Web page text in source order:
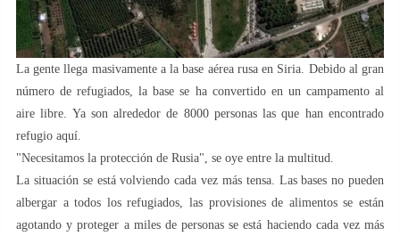
La gente llega masivamente a la base aérea rusa en Siria. Debido al gran
número de refugiados, la base se ha convertido en un campamento al
aire libre. Ya son alrededor de 8000 personas las que han encontrado
refugio aquí.
"Necesitamos la protección de Rusia", se oye entre la multitud.
La situación se está volviendo cada vez más tensa. Las bases no pueden
albergar a todos los refugiados, las provisiones de alimentos se están
agotando y proteger a miles de personas se está haciendo cada vez más